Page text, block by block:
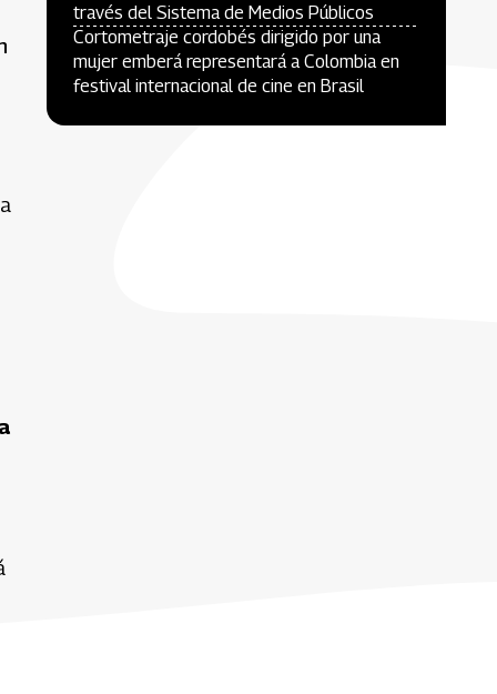
través del Sistema de Medios Públicos
Cortometraje cordobés dirigido por una
mujer emberá representará a Colombia en
festival internacional de cine en Brasil